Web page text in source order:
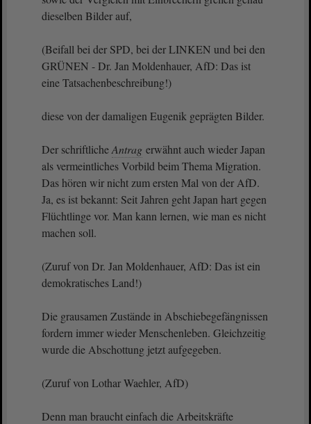
dieselben Bilder auf,
(Beifall bei der SPD, bei der LINKEN und bei den
GRÜNEN - Dr. Jan Moldenhauer, AfD: Das ist
eine Tatsachenbeschreibung!)
diese von der damaligen Eugenik geprägten Bilder.
Der schriftlicheAntrag erwähnt auch wieder Japan
als vermeintliches Vorbild beim Thema Migration.
Das hören wir nicht zum ersten Mal von der AfD.
Ja, es ist bekannt: Seit Jahren geht Japan hart gegen
Flüchtlinge vor. Man kann lernen, wie man es nicht
machen soll.
(Zuruf von Dr. Jan Moldenhauer, AfD: Das ist ein
demokratisches Land!)
Die grausamen Zustände in Abschiebegefängnissen
fordern immer wieder Menschenleben. Gleichzeitig
wurde die Abschottung jetzt aufgegeben.
(Zuruf von Lothar Waehler, AfD)
Denn man braucht einfach die Arbeitskräfte